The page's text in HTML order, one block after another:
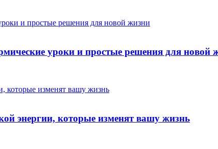
уроки и простые решения для новой
энергии, которые изменят вашу жизнь